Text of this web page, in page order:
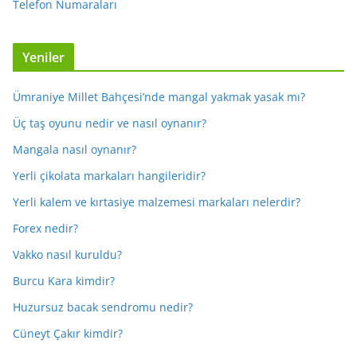
Telefon Numaraları
Yeniler
Ümraniye Millet Bahçesi’nde mangal yakmak yasak mı?
Üç taş oyunu nedir ve nasıl oynanır?
Mangala nasıl oynanır?
Yerli çikolata markaları hangileridir?
Yerli kalem ve kırtasiye malzemesi markaları nelerdir?
Forex nedir?
Vakko nasıl kuruldu?
Burcu Kara kimdir?
Huzursuz bacak sendromu nedir?
Cüneyt Çakır kimdir?